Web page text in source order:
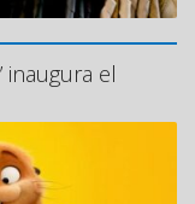
inaugura el